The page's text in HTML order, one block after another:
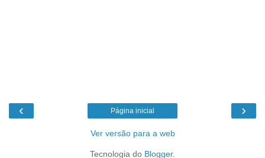
‹ ›
Página inicial
Ver versão para a web
Tecnologia do Blogger.